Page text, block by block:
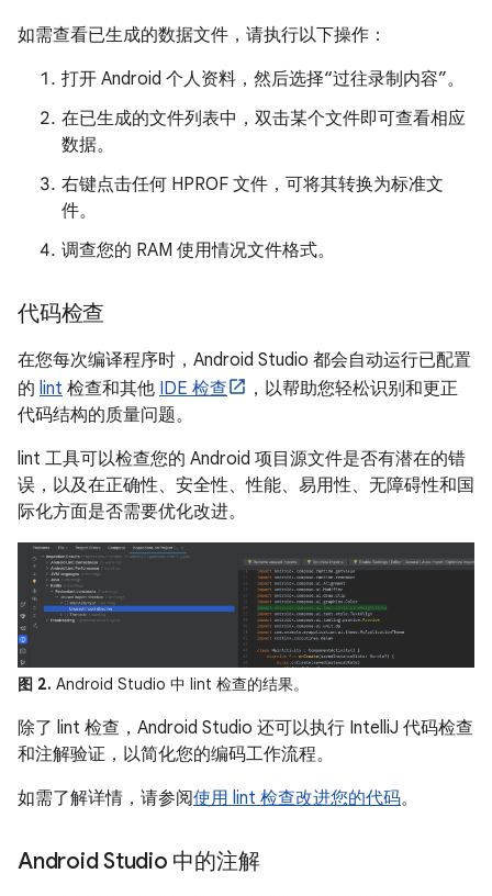
如需查看已生成的数据文件，请执行以下操作：
打开 Android 个人资料，然后选择“过往录制内容”。
在已生成的文件列表中，双击某个文件即可查看相应
数据。
右键点击任何 HPROF 文件，可将其转换为标准文
件。
调查您的 RAM 使用情况文件格式。
代码检查
在您每次编译程序时，Android Studio 都会自动运行已配置
的 lint 检查和其他 IDE 检查
，以帮助您轻松识别和更正
代码结构的质量问题。
lint 工具可以检查您的 Android 项目源文件是否有潜在的错
误，以及在正确性、安全性、性能、易用性、无障碍性和国
际化方面是否需要优化改进。
图 2. Android Studio 中 lint 检查的结果。
除了 lint 检查，Android Studio 还可以执行 IntelliJ 代码检查
和注解验证，以简化您的编码工作流程。
如需了解详情，请参阅使用 lint 检查改进您的代码。
Android Studio 中的注解